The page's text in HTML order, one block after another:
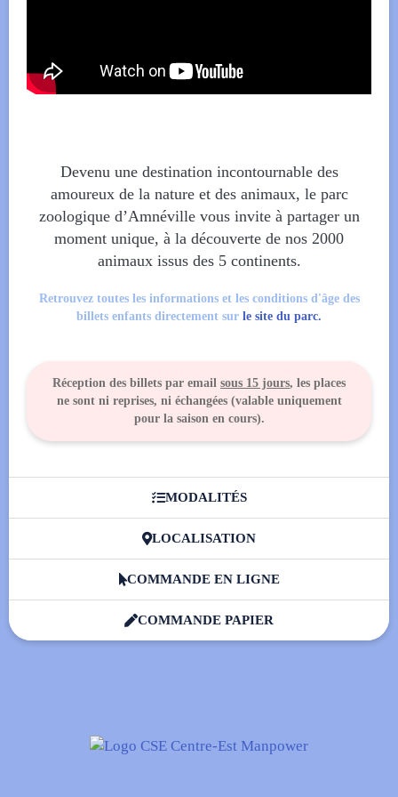
Devenu une destination incontournable des
amoureux de la nature et des animaux, le parc
zoologique d’Amnéville vous invite à partager un
moment unique, à la découverte de nos 2000
animaux issus des 5 continents.
Retrouvez toutes les informations et les conditions d'âge des
billets enfants directement sur le site du parc.
Réception des billets par email sous 15 jours, les places
ne sont ni reprises, ni échangées (valable uniquement
pour la saison en cours).
MODALITÉS
LOCALISATION
COMMANDE EN LIGNE
COMMANDE PAPIER